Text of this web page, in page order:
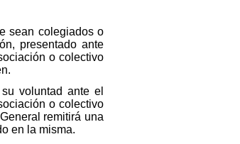
sean colegiados o
presentado ante
o colectivo
voluntad ante el
o colectivo
remitirá una
en la misma.